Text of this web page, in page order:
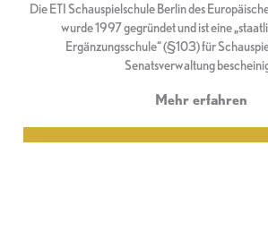
Die ETI Schauspielschule Berlin des
wurde 1997 gegründet und ist eine
Ergänzungsschule“ (§103) für
Senatsverwaltung
Mehr erfahren